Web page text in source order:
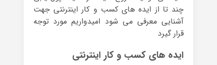
چند تا از ایده های کسب و کار اینترنتی جهت
آشنایی معرفی می شود امیدواریم مورد توجه
قرار گیرد
ایده های کسب و کار اینترنتی